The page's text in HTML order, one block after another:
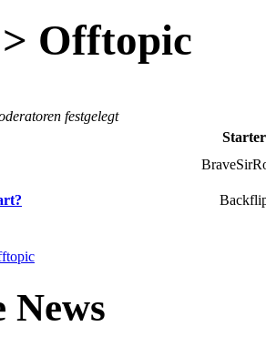
Offtopic
festgelegt
Starter
News